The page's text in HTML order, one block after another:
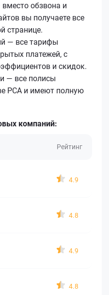
обзвона и
вы получаете все
странице.
— все тарифы
платежей, с
и скидок.
— все полисы
РСА и имеют полную
компаний:
Рейтинг
4.9
4.8
4.9
4.8